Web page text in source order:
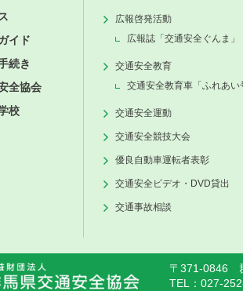
イド
続き
全協会
校
広報啓発活動
広報誌「交通安全ぐんま」
交通安全教育
交通安全教育車「ふれあい
交通安全運動
交通安全競技大会
優良自動車運転者表彰
交通安全ビデオ・DVD貸出
交通事故相談
〒371-0846
TEL：027-